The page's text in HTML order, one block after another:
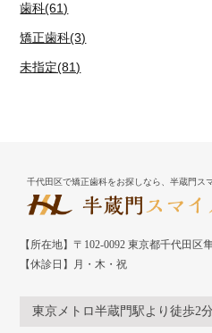
歯科(61)
矯正歯科(3)
未指定(81)
千代田区で矯正歯科をお探しなら、半蔵門ス
【所在地】〒102-0092 東京都千代田区
【休診日】月・木・祝
東京メトロ半蔵門駅より徒歩2分